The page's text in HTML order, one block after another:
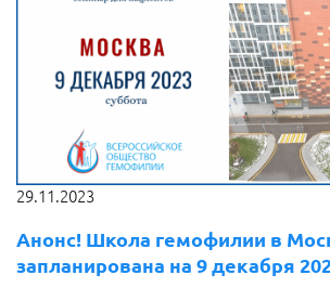
29.11.2023
Анонс! Школа гемофилии в
запланирована на 9 декабря